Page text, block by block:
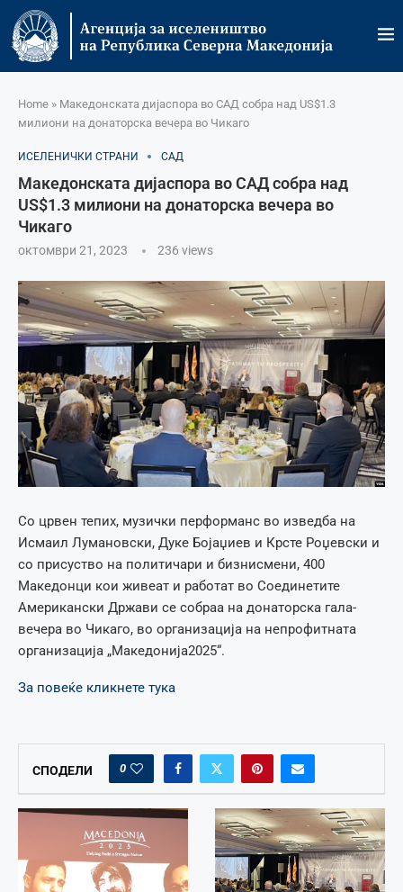
Home » Македонската дијаспора во САД собра над US$1.3
милиони на донаторска вечера во Чикаго
ИСЕЛЕНИЧКИ СТРАНИ САД
Македонската дијаспора во САД собра над
US$1.3 милиони на донаторска вечера во
Чикаго
октомври 21, 2023 236 views
Со црвен тепих, музички перформанс во изведба на
Исмаил Лумановски, Дуке Бојаџиев и Крсте Роџевски и
со присуство на политичари и бизнисмени, 400
Македонци кои живеат и работат во Соединетите
Американски Држави се собраа на донаторска гала-
вечера во Чикаго, во организација на непрофитната
организација „Македонија2025“.
За повеќе кликнете тука
СПОДЕЛИ 0